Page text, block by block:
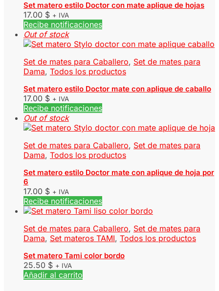
Set matero estilo Doctor con mate aplique de hojas
17.00 $ + IVA
Recibe notificaciones
Out of stock
Set de mates para Caballero, Set de mates para
Dama, Todos los productos
Set matero estilo Doctor mate con aplique de caballo
17.00 $ + IVA
Recibe notificaciones
Out of stock
Set de mates para Caballero, Set de mates para
Dama, Todos los productos
Set matero estilo Doctor mate con aplique de hoja por
6
17.00 $ + IVA
Recibe notificaciones
Set de mates para Caballero, Set de mates para
Dama, Set materos TAMI, Todos los productos
Set matero Tami color bordo
25.50 $ + IVA
Añadir al carrito